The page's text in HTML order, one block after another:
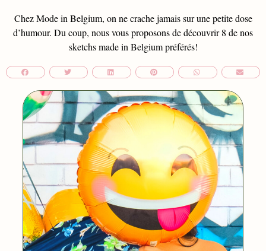
Chez Mode in Belgium, on ne crache jamais sur une petite dose
d’humour. Du coup, nous vous proposons de découvrir 8 de nos
sketchs made in Belgium préférés!